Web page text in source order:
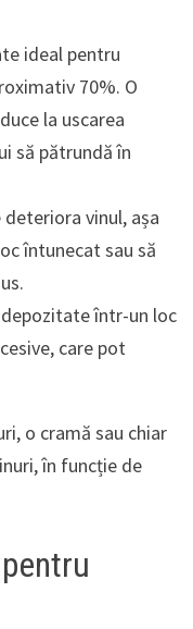
ideal pentru
70%. O
la uscarea
să pătrundă în
vinul, așa
întunecat sau să
într-un loc
care pot
o cramă sau chiar
în funcție de